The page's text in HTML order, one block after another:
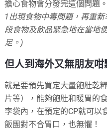
擔心食物會分發完這個問題。
1出現食物中毒問題，再重
段食物及飲品緊急地在當地
足。)
但人到海外又無朋友咁
就是要預先買定大量飽肚乾
片等），能夠飽肚和暖胃的
李袋內，在預定的CP就可以
飯團對不合胃口，也無懼！